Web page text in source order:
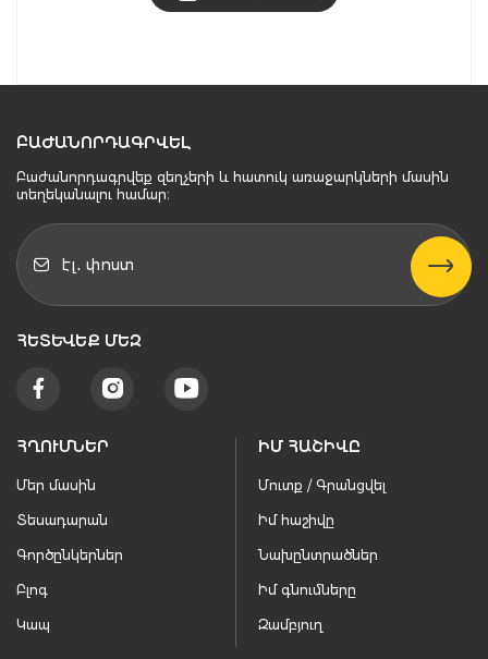
ԲԱԺԱՆՈՐԴԱԳՐՎԵԼ
Բաժանորդագրվեք զեղչերի և հատուկ առաջարկների մասին
տեղեկանալու համար։
ՀԵՏԵՒԵՔ ՄԵԶ
ՀՂՈՒՄՆԵՐ
Մեր մասին
Տեսադարան
Գործընկերներ
Բլոգ
Կապ
ԻՄ ՀԱՇԻՎԸ
Մուտք / Գրանցվել
Իմ հաշիվը
Նախընտրածներ
Իմ գնումները
Զամբյուղ